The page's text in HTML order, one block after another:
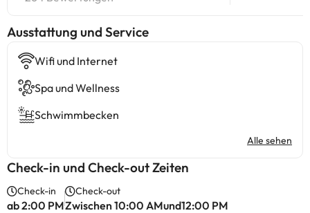
​Ausstattung und Service
Wifi und Internet
Spa und Wellness
Schwimmbecken
Alle sehen
Check-in und Check-out Zeiten
Check-in
ab 2:00 PM
Check-out
Zwischen 10:00 AMund12:00 PM